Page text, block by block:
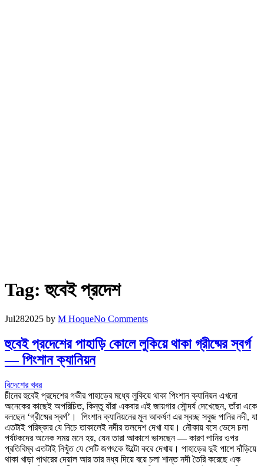
Tag:হুবেই প্রদেশ
Jul282025 by M HoqueNo Comments
হুবেই প্রদেশের পাহাড়ি কোলে লুকিয়ে থাকা গ্রীষ্মের স্বর্গ
— পিংশান ক্যানিয়ন
বিদেশের খবর
চীনের হুবেই প্রদেশের গভীর পাহাড়ের মধ্যে লুকিয়ে থাকা পিংশান ক্যানিয়ন এখনো
অনেকের কাছেই অপরিচিত, কিন্তু যাঁরা একবার এই জায়গার সৌন্দর্য দেখেছেন, তাঁরা একে
বলছেন ‘গ্রীষ্মের স্বর্গ’। পিংশান ক্যানিয়নের মূল আকর্ষণ এর স্বচ্ছ সবুজ পানির নদী, যা
এতটাই পরিষ্কার যে নিচে তাকালেই নদীর তলদেশ দেখা যায়। নৌকায় বসে ভেসে চলা
পর্যটকদের অনেক সময় মনে হয়, যেন তারা আকাশে ভাসছেন — কারণ পানির ওপর
প্রতিবিম্ব এতটাই নিখুঁত যে সেটি জগৎকে উল্টো করে দেখায়। পাহাড়ের দুই পাশে দাঁড়িয়ে
থাকা খাড়া পাথরের দেয়াল আর তার মধ্য দিয়ে বয়ে চলা শান্ত নদী তৈরি করেছে এক